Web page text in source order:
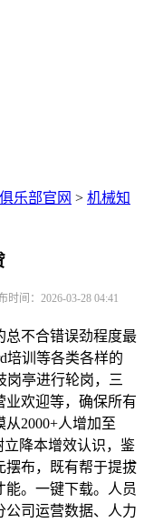
乐部官网 > 机械知
时间：2026-03-28 04:41
不合错误劲程度最
培训等各类各样的
岗亭进行轮岗，三
业欢迎等，确保所有
2000+人增加至
立降本增效认识，鉴
摆布，既有帮于提拔
能。一键下载。人员
公司运营数据、人力